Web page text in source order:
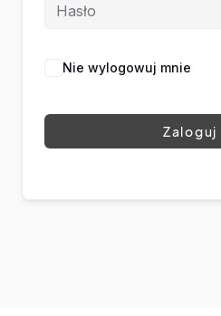
Nie wylogowuj mnie
Zaloguj